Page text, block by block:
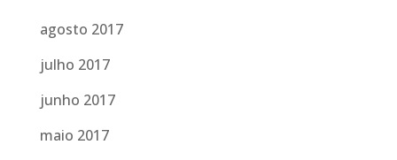
agosto 2017
julho 2017
junho 2017
maio 2017